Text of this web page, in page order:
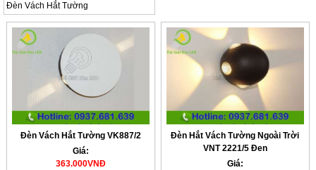
Đèn Vách Hắt Tường
Đèn Vách Hắt Tường VK887/2
Giá:
363.000VNĐ
Đèn Hắt Vách Tường Ngoài Trời
VNT 2221/5 Đen
Giá: